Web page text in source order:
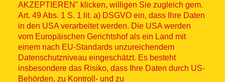
AKZEPTIEREN" klicken, willigen Sie zugleich gem.
Art. 49 Abs. 1 S. 1 lit. a) DSGVO ein, dass Ihre Daten
in den USA verarbeitet werden. Die USA werden
vom Europäischen Gerichtshof als ein Land mit
einem nach EU-Standards unzureichendem
Datenschutzniveau eingeschätzt. Es besteht
insbesondere das Risiko, dass Ihre Daten durch US-
Behörden, zu Kontroll- und zu
Datenschutz
Kontakt
Hinweisgebersystem